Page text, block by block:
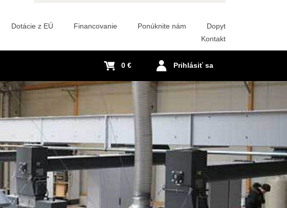
Dotácie z EÚ Financovanie Ponúknite nám
Dopyt
Kontakt
Prihlásiť sa
0 €